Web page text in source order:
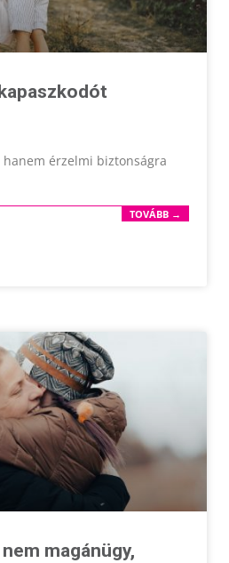
érzelmi biztonságra
TOVÁBB →
magánügy,